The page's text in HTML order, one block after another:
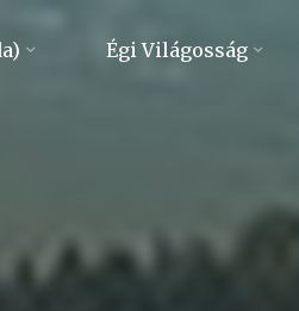
Égi Világosság